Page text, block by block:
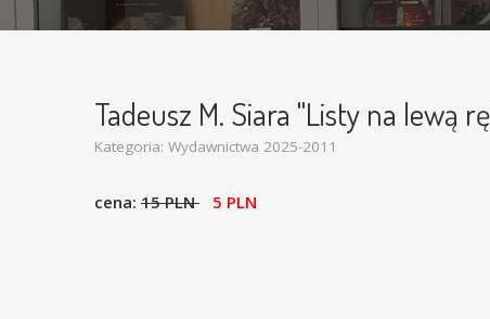
Tadeusz M. Siara "Listy na lewą
Kategoria: Wydawnictwa 2025-2011
cena: 15 PLN 5 PLN